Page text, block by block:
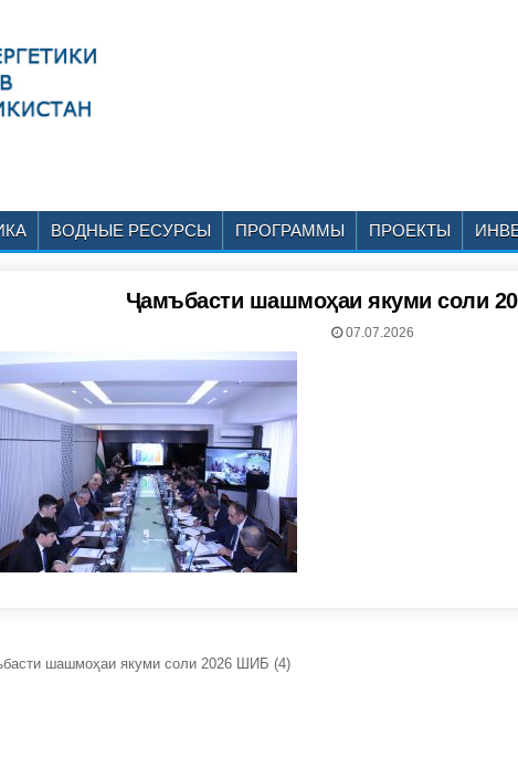
ВОДНЫЕ РЕСУРСЫ ПРОГРАММЫ ПРОЕКТЫ
Ҷамъбасти шашмоҳаи якуми соли
07.07.2026
шашмоҳаи якуми соли 2026 ШИБ (4)